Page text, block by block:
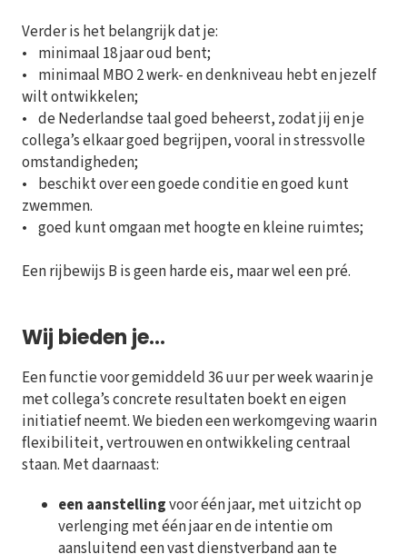
Verder is het belangrijk dat je:
• minimaal 18 jaar oud bent;
• minimaal MBO 2 werk- en denkniveau hebt en jezelf
wilt ontwikkelen;
• de Nederlandse taal goed beheerst, zodat jij en je
collega’s elkaar goed begrijpen, vooral in stressvolle
omstandigheden;
• beschikt over een goede conditie en goed kunt
zwemmen.
• goed kunt omgaan met hoogte en kleine ruimtes;
Een rijbewijs B is geen harde eis, maar wel een pré.
Wij bieden je...
Een functie voor gemiddeld 36 uur per week waarin je
met collega’s concrete resultaten boekt en eigen
initiatief neemt. We bieden een werkomgeving waarin
flexibiliteit, vertrouwen en ontwikkeling centraal
staan. Met daarnaast:
een aanstellingvoor één jaar, met uitzicht op
verlenging met één jaar en de intentie om
aansluitend een vast dienstverband aan te